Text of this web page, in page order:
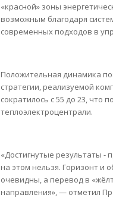
«красной» зоны
возможным благодаря
современных подходов в
Положительная динамика
стратегии, реализуемой
сократилось с 55 до 23, что
теплоэлектроцентрали.
«Достигнутые результаты -
на этом нельзя. Горизонт и
очевидны, а перевод в
направления», — отметил